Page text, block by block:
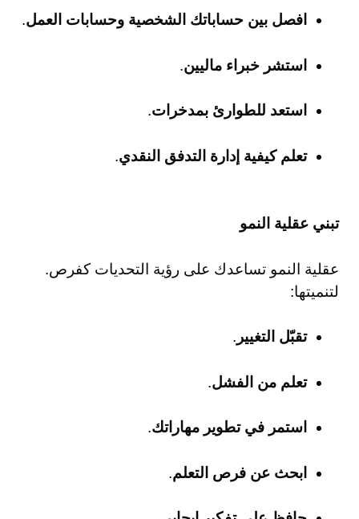
افصل بين حساباتك الشخصية وحسابات العمل.
استشر خبراء ماليين.
استعد للطوارئ بمدخرات.
تعلم كيفية إدارة التدفق النقدي.
تبني عقلية النمو
عقلية النمو تساعدك على رؤية التحديات كفرص.
لتنميتها:
تقبّل التغيير .
تعلم من الفشل.
استمر في تطوير مهاراتك.
ابحث عن فرص التعلم.